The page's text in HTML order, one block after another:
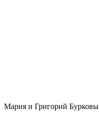
Мария и Григорий Бурковы